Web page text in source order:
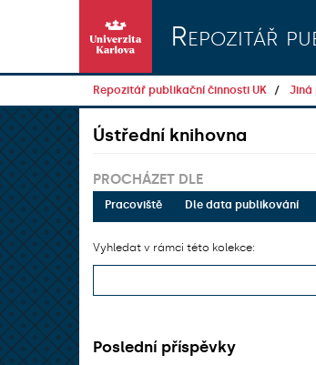
Repozitář
Repozitář publikační činnosti UK Jiná
Ústřední knihovna
PROCHÁZET DLE
Pracoviště Dle data publikování
Vyhledat v rámci této kolekce:
Poslední příspěvky